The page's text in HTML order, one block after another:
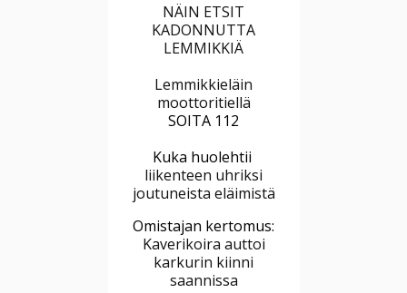
NÄIN ETSIT
KADONNUTTA
LEMMIKKIÄ
Lemmikkieläin
moottoritiellä
SOITA 112
Kuka huolehtii
liikenteen uhriksi
joutuneista eläimistä
Omistajan kertomus:
Kaverikoira auttoi
karkurin kiinni
saannissa